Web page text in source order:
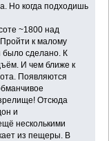
Но когда подходишь
~1800 над
к малому
было сделано. К
И чем ближе к
Появляются
Отсюда
и
несколькими
из пещеры. В